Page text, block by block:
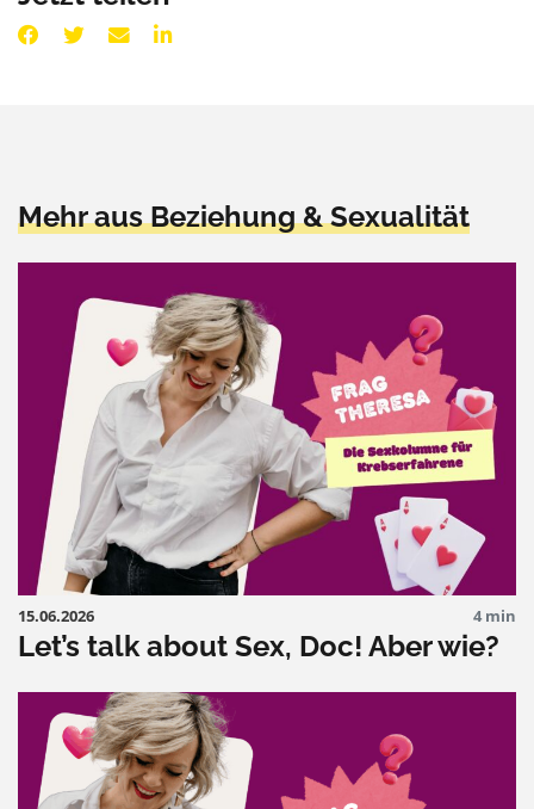
Mehr aus Beziehung & Sexualität
15.06.2026 4 min
Let’s talk about Sex, Doc! Aber wie?